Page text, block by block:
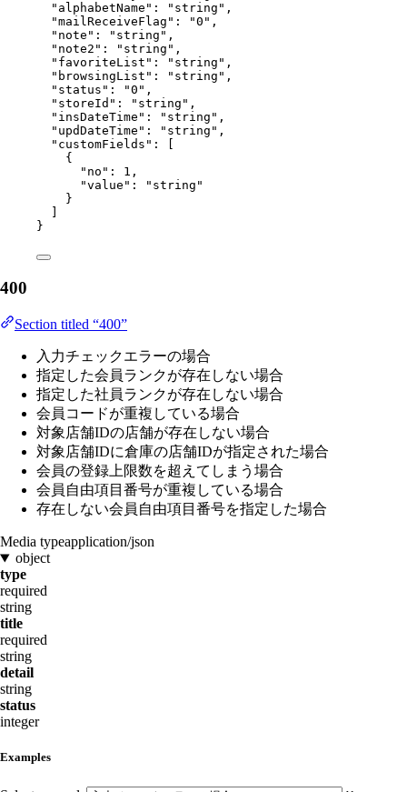
"alphabetName" : " string " ,
"mailReceiveFlag" : "0 " ,
"note" : " string " ,
"note2" : " string " ,
"favoriteList" : " string " ,
"browsingList" : " string " ,
"status" : "0 " ,
"storeId" : " string " ,
"insDateTime" : " string " ,
"updDateTime" : " string " ,
"customFields" : [
{
"no" : 1 ,
"value" : " string "
}
}
400
Section titled “400”
入力チェックエラーの場合
指定した会員ランクが存在しない場合
指定した社員ランクが存在しない場合
会員コードが重複している場合
対象店舗IDの店舗が存在しない場合
対象店舗IDに倉庫の店舗IDが指定された場合
会員の登録上限数を超えてしまう場合
会員自由項目番号が重複している場合
存在しない会員自由項目番号を指定した場合
Media typeapplication/json
object
type
required
string
title
required
string
detail
string
status
integer
Examples